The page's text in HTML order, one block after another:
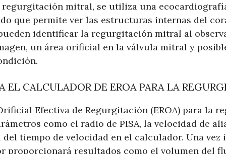
mitral, se utiliza una
que permite ver las estructuras internas del
identificar la regurgitación mitral al
un área orificial en la válvula mitral y
EL CALCULADOR DE EROA PARA LA
Efectiva de Regurgitación (EROA) para la
como el radio de PISA, la velocidad de
tiempo de velocidad en el calculador. Una vez
proporcionará resultados como el volumen del